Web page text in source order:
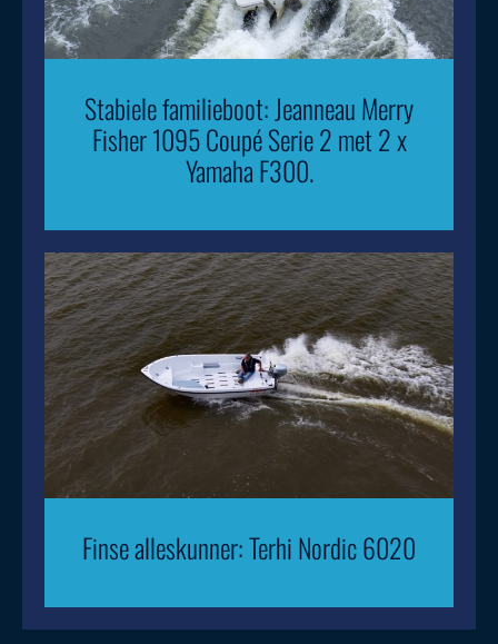
Stabiele familieboot: Jeanneau Merry
Fisher 1095 Coupé Serie 2 met 2 x
Yamaha F300.
Finse alleskunner: Terhi Nordic 6020